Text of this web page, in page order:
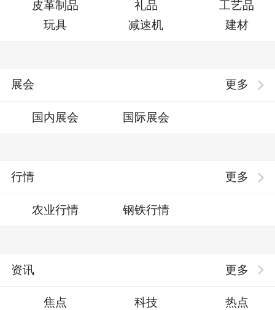
皮革制品 礼品
工艺品
玩具
减速机 建材
更多
展会
国内展会 国际展会
更多
行情
农业行情 钢铁行情
更多
资讯
焦点 科技
热点